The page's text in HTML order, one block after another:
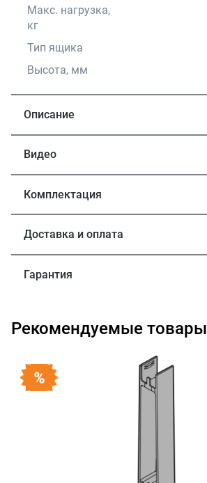
Макс. нагрузка,
кг
Тип ящика
Высота, мм
Описание
Видео
Комплектация
Доставка и оплата
Гарантия
Рекомендуемые товары